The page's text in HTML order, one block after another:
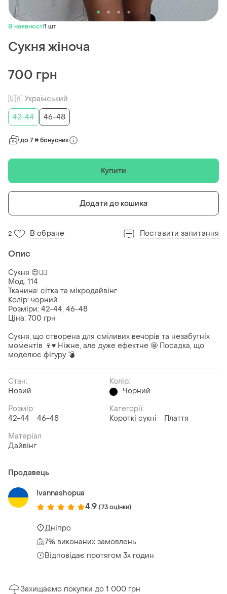
В наявності1 шт
Сукня жіноча
700 грн
🇺🇦 Український
42-44
46-48
до 7 ₴ бонусних
Купити
Додати до кошика
2 В обране Поставити запитання
Опис
Сукня 😍❤️‍🔥
Мод. 114
Тканина: сітка та мікродайвінг
Колір: чорний
Розміри: 42-44, 46-48
Ціна: 700 грн
Сукня, що створена для сміливих вечорів та незабутніх
моментів 🍷♥️ Ніжне, але дуже ефектне 🤩 Посадка, що
моделює фігуру 💣
Стан:
Новий
Колір:
Чорний
Розмір:
42-44
46-48
Категорії:
Короткі сукні
Плаття
Матеріал
Дайвінг
Продавець
ivannashopua
4.9 (73 оцінки)
Дніпро
7% виконаних замовлень
Відповідає протягом 3х годин
Захищаємо покупки до 1 000 грн